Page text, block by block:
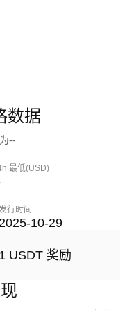
数据
--
最低(USD)
行时间
2025-10-29
USDT 奖励